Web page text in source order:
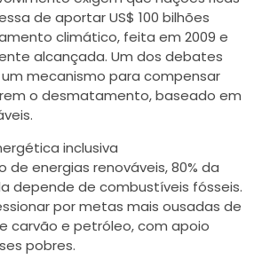
de aportar US$ 100 bilhões
climático, feita em 2009 e
alcançada. Um dos debates
mecanismo para compensar
o desmatamento, baseado em
inclusiva
de energias renováveis, 80% da
depende de combustíveis fósseis.
por metas mais ousadas de
carvão e petróleo, com apoio
pobres.